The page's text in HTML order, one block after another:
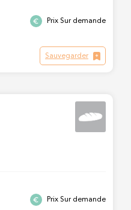
Prix Sur demande
Sauvegarder
Prix Sur demande